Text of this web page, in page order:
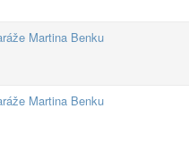
Martina Benku
Martina Benku